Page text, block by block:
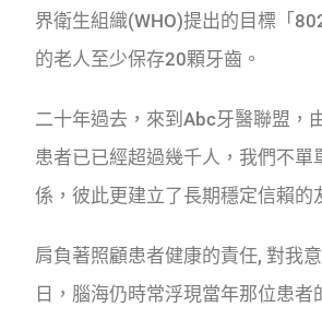
界衛生組織(WHO)提出的目標「
的老人至少保存20顆牙齒。
二十年過去，來到Abc牙醫聯盟，
患者已已經超過幾千人，我們不單
係，彼此更建立了長期穩定信賴的
肩負著照顧患者健康的責任, 對我
日，腦海仍時常浮現當年那位患者